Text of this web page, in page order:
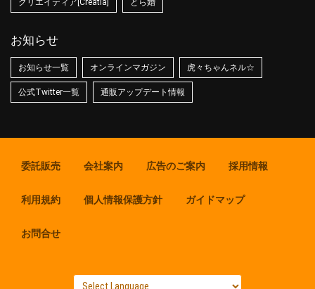
クリエイティア[Creatia] とら婚
お知らせ
お知らせ一覧 オンラインマガジン 虎々ちゃんネル☆
公式Twitter一覧 通販アップデート情報
委託販売 会社案内 広告のご案内 採用情報
利用規約 個人情報保護方針 ガイドマップ
お問合せ